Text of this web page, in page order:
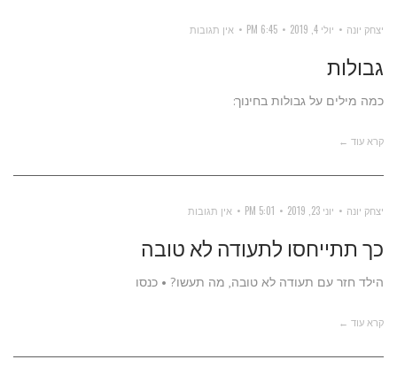
יצחק יונה יולי 4, 2019 6:45 PM אין תגובות
גבולות
כמה מילים על גבולות בחינוך:
קרא עוד ←
יצחק יונה יוני 23, 2019 5:01 PM אין תגובות
כך תתייחסו לתעודה לא טובה
הילד חזר עם תעודה לא טובה, מה תעשו? • כנסו
קרא עוד ←